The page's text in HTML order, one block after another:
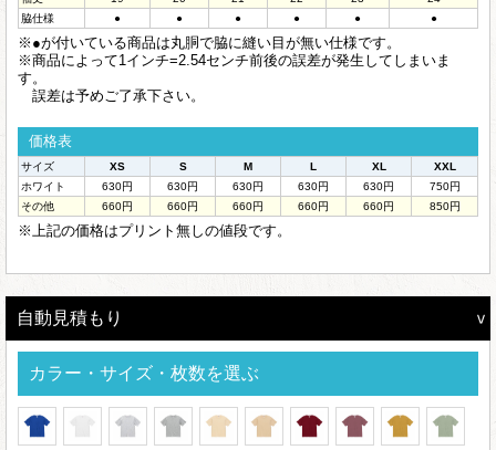
脇仕様
● ● ● ● ● ●
※●が付いている商品は丸胴で脇に縫い目が無い仕様です。
※商品によって1インチ=2.54センチ前後の誤差が発生してしまいま
す。
誤差は予めご了承下さい。
価格表
サイズ XS S M L XL
XXL
ホワイト
630円 630円 630円 630円 630円
750円
その他
660円 660円 660円 660円 660円 850円
※上記の価格はプリント無しの値段です。
自動見積もり
カラー・サイズ・枚数を選ぶ